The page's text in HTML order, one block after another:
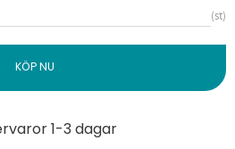
st
1-3 dagar